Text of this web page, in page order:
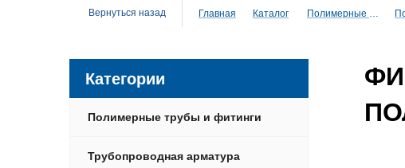
Вернуться назад Главная Каталог Полимерные трубы и фитинги
Категории
Полимерные трубы и фитинги
Трубопроводная арматура